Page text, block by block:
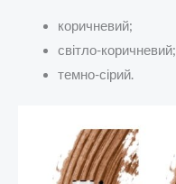
коричневий;
світло-коричневий;
темно-сірий.